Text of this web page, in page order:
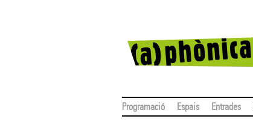
Programació Espais Entrades